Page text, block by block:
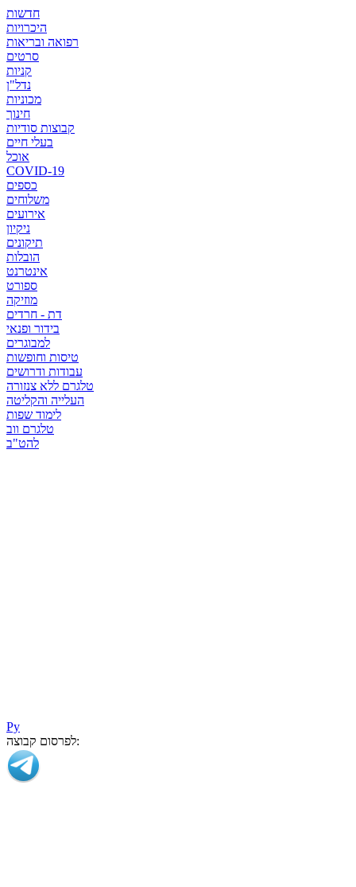
חדשות
היכרויות
רפואה ובריאות
סרטים
קניות
נדל"ן
מכוניות
חינוך
קבוצות סודיות
בעלי חיים
אוכל
COVID-19
כספים
משלוחים
אירועים
ניקיון
תיקונים
הובלות
אינטרנט
ספורט
מוזיקה
דת - חרדים
בידור ופנאי
למבוגרים
טיסות וחופשות
עבודות ודרושים
טלגרם ללא צנזורה
העלייה והקליטה
לימוד שפות
טלגרם ווב
להט"ב
Ру
לפרסום קבוצה: